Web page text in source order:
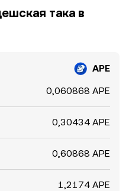
така в
APE
0,060868 APE
0,30434 APE
0,60868 APE
1,2174 APE